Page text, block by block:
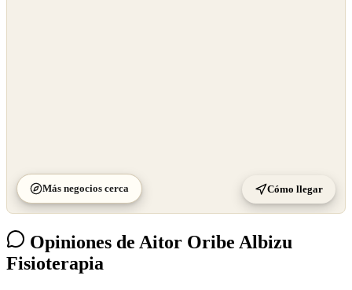
Más negocios cerca Cómo llegar
Opiniones de Aitor Oribe Albizu
Fisioterapia